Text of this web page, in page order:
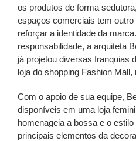
os produtos de forma
espaços comerciais tem
reforçar a identidade da
responsabilidade, a arquiteta
já projetou diversas franquias
loja do shopping Fashion Mall,
Com o apoio de sua equipe,
disponíveis em uma loja
homenageia a bossa e o
principais elementos da